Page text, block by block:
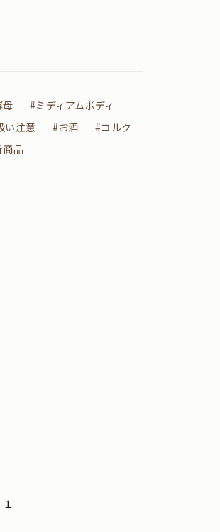
母
#ミディアムボディ
い注意 #お酒
#コルク
商品